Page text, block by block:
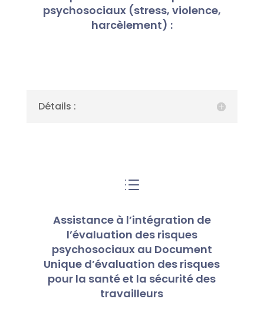
psychosociaux (stress, violence,
harcèlement) :
Détails :
d
Assistance à l’intégration de
l’évaluation des risques
psychosociaux au Document
Unique d’évaluation des risques
pour la santé et la sécurité des
travailleurs